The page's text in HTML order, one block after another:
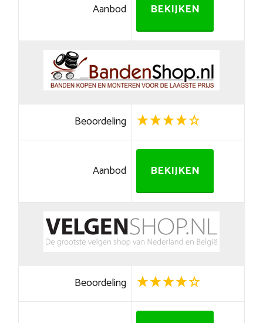
Aanbod BEKIJKEN
Beoordeling
Aanbod BEKIJKEN
Beoordeling